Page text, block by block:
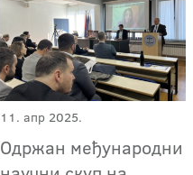
11. апр 2025.
Одржан међународни